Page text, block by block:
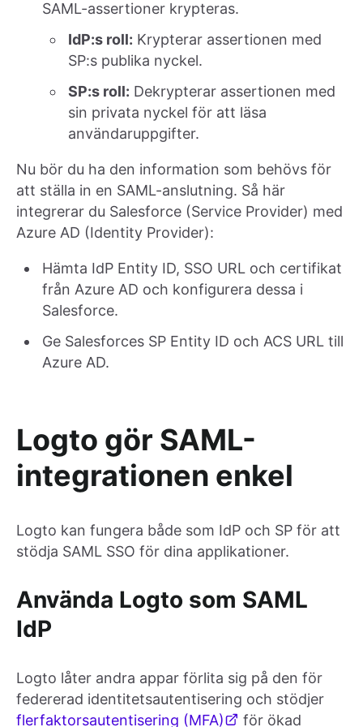
SAML-assertioner krypteras.
IdP:s roll: Krypterar assertionen med
SP:s publika nyckel.
SP:s roll: Dekrypterar assertionen med
sin privata nyckel för att läsa
användaruppgifter.
Nu bör du ha den information som behövs för
att ställa in en SAML-anslutning. Så här
integrerar du Salesforce (Service Provider) med
Azure AD (Identity Provider):
Hämta IdP Entity ID, SSO URL och certifikat
från Azure AD och konfigurera dessa i
Salesforce.
Ge Salesforces SP Entity ID och ACS URL till
Azure AD.
Logto gör SAML-
integrationen enkel
Logto kan fungera både som IdP och SP för att
stödja SAML SSO för dina applikationer.
Använda Logto som SAML
IdP
Logto låter andra appar förlita sig på den för
federerad identitetsautentisering och stödjer
flerfaktorsautentisering (MFA)
för ökad